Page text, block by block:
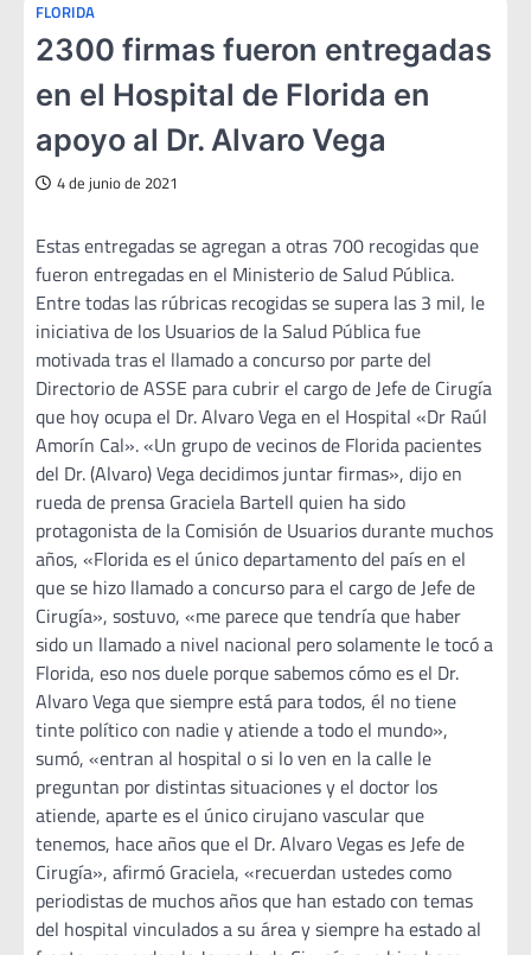
FLORIDA
2300 firmas fueron entregadas
en el Hospital de Florida en
apoyo al Dr. Alvaro Vega
4 de junio de 2021
Estas entregadas se agregan a otras 700 recogidas que
fueron entregadas en el Ministerio de Salud Pública.
Entre todas las rúbricas recogidas se supera las 3 mil, le
iniciativa de los Usuarios de la Salud Pública fue
motivada tras el llamado a concurso por parte del
Directorio de ASSE para cubrir el cargo de Jefe de Cirugía
que hoy ocupa el Dr. Alvaro Vega en el Hospital «Dr Raúl
Amorín Cal». «Un grupo de vecinos de Florida pacientes
del Dr. (Alvaro) Vega decidimos juntar firmas», dijo en
rueda de prensa Graciela Bartell quien ha sido
protagonista de la Comisión de Usuarios durante muchos
años, «Florida es el único departamento del país en el
que se hizo llamado a concurso para el cargo de Jefe de
Cirugía», sostuvo, «me parece que tendría que haber
sido un llamado a nivel nacional pero solamente le tocó a
Florida, eso nos duele porque sabemos cómo es el Dr.
Alvaro Vega que siempre está para todos, él no tiene
tinte político con nadie y atiende a todo el mundo»,
sumó, «entran al hospital o si lo ven en la calle le
preguntan por distintas situaciones y el doctor los
atiende, aparte es el único cirujano vascular que
tenemos, hace años que el Dr. Alvaro Vegas es Jefe de
Cirugía», afirmó Graciela, «recuerdan ustedes como
periodistas de muchos años que han estado con temas
del hospital vinculados a su área y siempre ha estado al